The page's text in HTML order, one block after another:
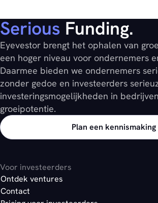
Serious Funding.
Eyevestor brengt het ophalen van
een hoger niveau voor ondernemers
Daarmee bieden we ondernemers
zonder gedoe en investeerders
investeringsmogelijkheden in
groeipotentie.
Plan een kennismaking
Voor investeerders
Ontdek ventures
Contact